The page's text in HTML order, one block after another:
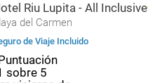
Riu Lupita - All Inclusive
del Carmen
de Viaje Incluido